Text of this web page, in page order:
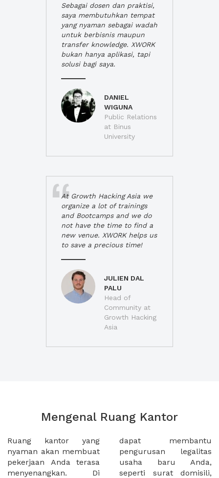
Sebagai dosen dan praktisi,
saya membutuhkan tempat
yang nyaman sebagai wadah
untuk berbisnis maupun
transfer knowledge. XWORK
bukan hanya aplikasi, tapi
solusi bagi saya.
DANIEL
WIGUNA
Public Relations
at Binus
University
At Growth Hacking Asia we
organize a lot of trainings
and Bootcamps and we do
not have the time to find a
new venue. XWORK helps us
to save a precious time!
JULIEN DAL
PALU
Head of
Community at
Growth Hacking
Asia
Mengenal Ruang Kantor
Ruang kantor yang
nyaman akan membuat
pekerjaan Anda terasa
menyenangkan. Di
dapat membantu
pengurusan legalitas
usaha baru Anda,
seperti surat domisili,